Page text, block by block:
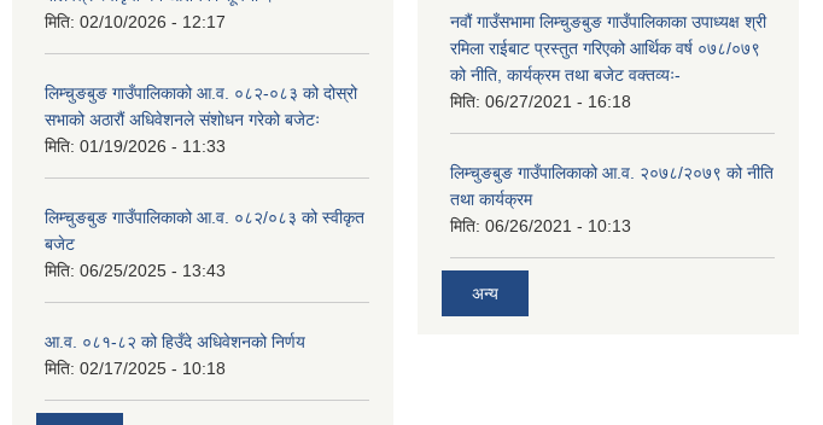
मिति: 02/10/2026 - 12:17
लिम्चुङबुङ गाउँपालिकाको आ.व. ०८२-०८३ को दोस्रो
सभाको अठारौं अधिवेशनले संशोधन गरेको बजेटः
मिति: 01/19/2026 - 11:33
लिम्चुङबुङ गाउँपालिकाको आ.व. ०८२/०८३ को स्वीकृत
बजेट
मिति: 06/25/2025 - 13:43
आ.व. ०८१-८२ को हिउँदे अधिवेशनको निर्णय
मिति: 02/17/2025 - 10:18
नवौं गाउँसभामा लिम्चुङबुङ गाउँपालिकाका उपाध्यक्ष श्री
रमिला राईबाट प्रस्तुत गरिएको आर्थिक वर्ष ०७८/०७९
को नीति, कार्यक्रम तथा बजेट वक्तव्यः-
मिति: 06/27/2021 - 16:18
लिम्चुङबुङ गाउँपालिकाको आ.व. २०७८/२०७९ को नीति
तथा कार्यक्रम
मिति: 06/26/2021 - 10:13
अन्य